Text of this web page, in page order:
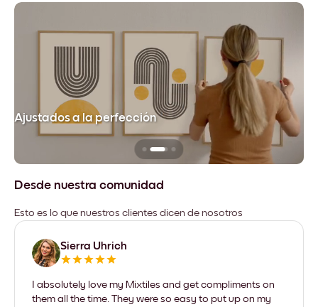
Ajustados a la perfección
Desde nuestra comunidad
Esto es lo que nuestros clientes dicen de nosotros
Sierra Uhrich
I absolutely love my Mixtiles and get compliments on
them all the time. They were so easy to put up on my